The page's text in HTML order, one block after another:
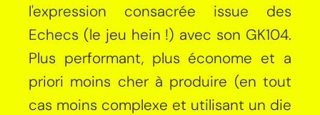
l'expression consacrée issue des
Echecs (le jeu hein !) avec son GK104.
Plus performant, plus économe et a
priori moins cher à produire (en tout
cas moins complexe et utilisant un die